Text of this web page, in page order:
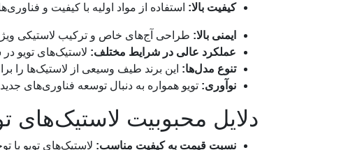
کیفیت بالا: استفاده از مواد اولیه با کیفیت و
ایمنی بالا: طراحی آج‌های خاص و ترکیب لاستیکی
عملکرد عالی در شرایط مختلف: لاستیک‌های تویو
تنوع مدل‌ها: این برند طیف وسیعی از لاستیک‌ها را
نوآوری: تویو همواره به دنبال توسعه فناوری‌های
دلایل محبوبیت لاستیک‌های
نسبت قیمت به کیفیت مناسب: لاستیک‌های تویو با